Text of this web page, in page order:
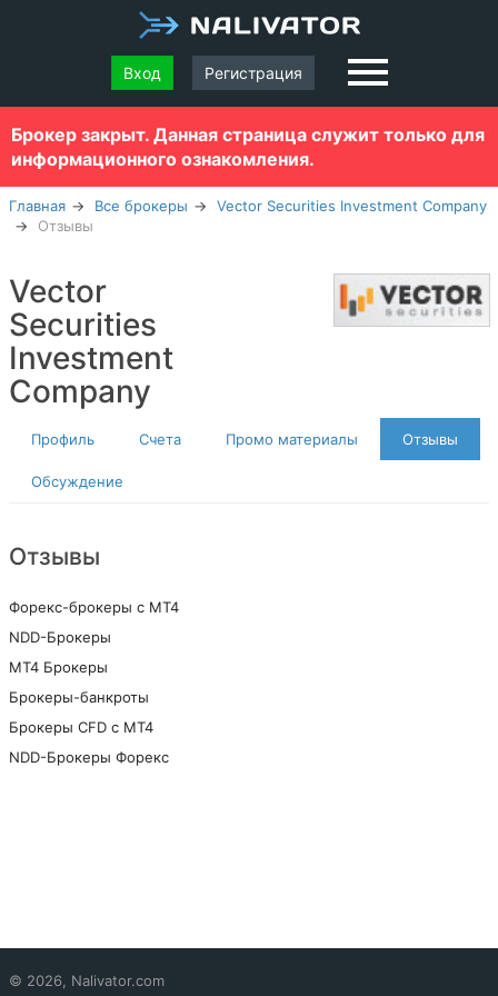
Вход Регистрация
Брокер закрыт. Данная страница служит только для
информационного ознакомления.
Главная Все брокеры
Vector Securities Investment Company
Отзывы
Vector
Securities
Investment
Company
Профиль Счета Промо материалы Отзывы
Обсуждение
Отзывы
Форекс-брокеры с MT4
NDD-Брокеры
МТ4 Брокеры
Брокеры-банкроты
Брокеры CFD с МТ4
NDD-Брокеры Форекс
© 2026, Nalivator.com